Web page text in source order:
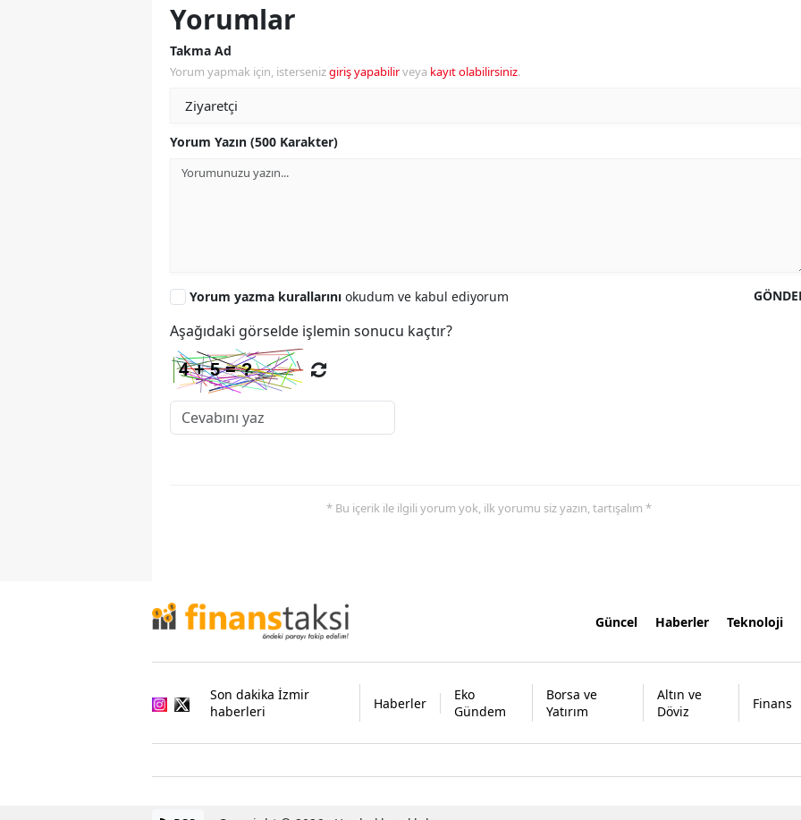
Yorumlar
Takma Ad
Yorum yapmak için, istersenizgiriş yapabilirveya kayıt olabilirsiniz.
Yorum Yazın (500 Karakter)
Yorum yazma kurallarını okudum ve kabul ediyorum
Aşağıdaki görselde işlemin sonucu kaçtır?
* Bu içerik ile ilgili yorum yok, ilk yorumu siz yazın, tartışalım *
Güncel Haberler Teknoloji
Son dakika İzmir
haberleri
Haberler
Eko
Gündem
Borsa ve
Yatırım
Altın ve
Döviz
Finans